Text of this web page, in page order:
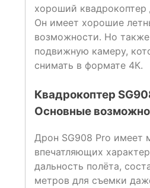
хороший
Он имеет хорошие
возможности. Но
подвижную камеру,
снимать в формате 4К.
Квадрокоптер
Основные
Дрон SG908 Pro имеет
впечатляющих
дальность полёта,
метров для съемки